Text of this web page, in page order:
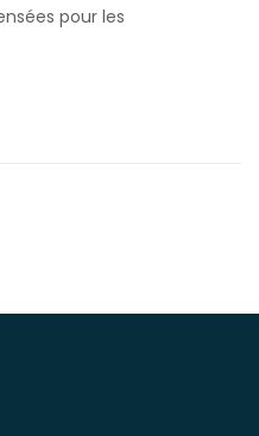
pour les